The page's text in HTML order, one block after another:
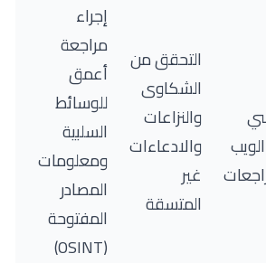
التحقق من
الشكاوى
والنزاعات
والادعاءات
غير
المتسقة
إجراء
مراجعة
أعمق
للوسائط
السلبية
ومعلومات
المصادر
المفتوحة
(OSINT)